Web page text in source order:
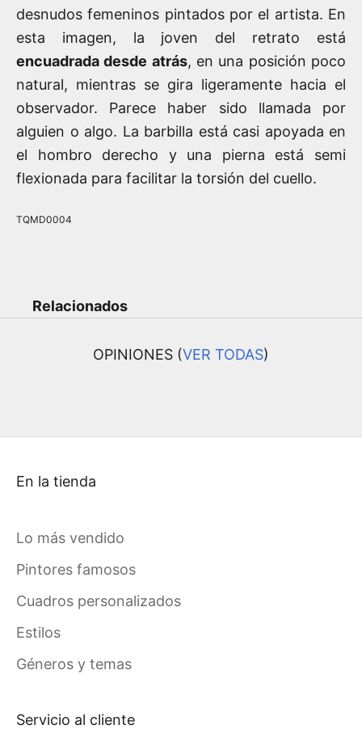
desnudos femeninos pintados por el artista. En
esta imagen, la joven del retrato está
encuadrada desde atrás, en una posición poco
natural, mientras se gira ligeramente hacia el
observador. Parece haber sido llamada por
alguien o algo. La barbilla está casi apoyada en
el hombro derecho y una pierna está semi
flexionada para facilitar la torsión del cuello.
TQMD0004
Relacionados
OPINIONES (VER TODAS)
En la tienda
Lo más vendido
Pintores famosos
Cuadros personalizados
Estilos
Géneros y temas
Servicio al cliente